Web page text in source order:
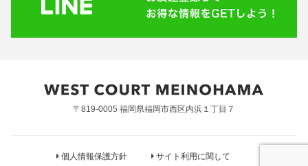
〒819-0005 福岡県福岡市西区内浜１丁目７
個人情報保護方針 サイト利用に関して